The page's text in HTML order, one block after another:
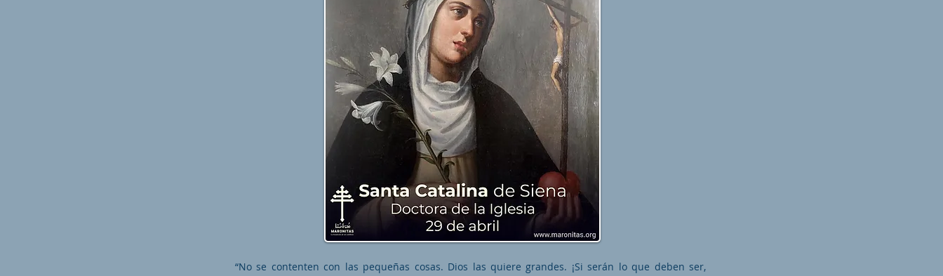
“No se contenten con las pequeñas cosas. Dios las quiere grandes. ¡Si serán lo que deben ser,